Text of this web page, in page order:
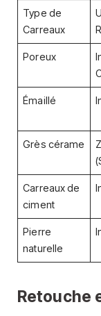
Type de
Carreaux
Poreux
Émaillé
Grès cérame
Carreaux de
ciment
Pierre
naturelle
Retouche